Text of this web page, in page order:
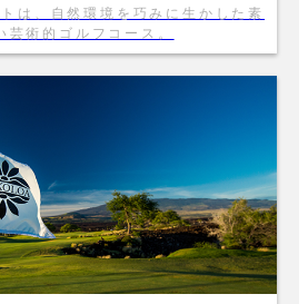
は、自然環境を巧みに生かした素
芸術的ゴルフコース。